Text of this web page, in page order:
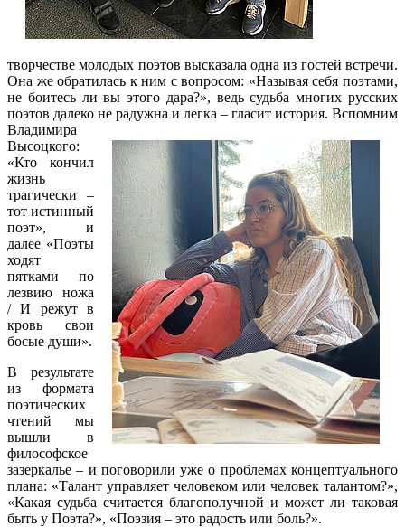
творчестве молодых поэтов высказала одна из гостей встречи.
Она же обратилась к ним с вопросом: «Называя себя поэтами,
не боитесь ли вы этого дара?», ведь судьба многих русских
поэтов далеко не радужна и легка – гласит история. Вспомним
Владимира
Высоцкого:
«Кто кончил
жизнь
трагически –
тот истинный
поэт», и
далее «Поэты
ходят
пятками по
лезвию ножа
/ И режут в
кровь свои
босые души».
В результате
из формата
поэтических
чтений мы
вышли в
философское
зазеркалье – и поговорили уже о проблемах концептуального
плана: «Талант управляет человеком или человек талантом?»,
«Какая судьба считается благополучной и может ли таковая
быть у Поэта?», «Поэзия – это радость или боль?».